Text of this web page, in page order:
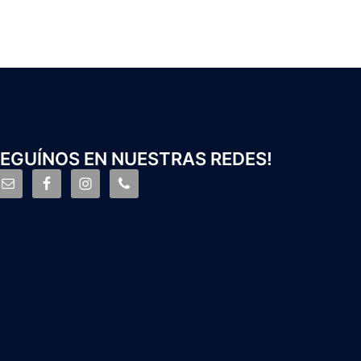
EN NUESTRAS REDES!